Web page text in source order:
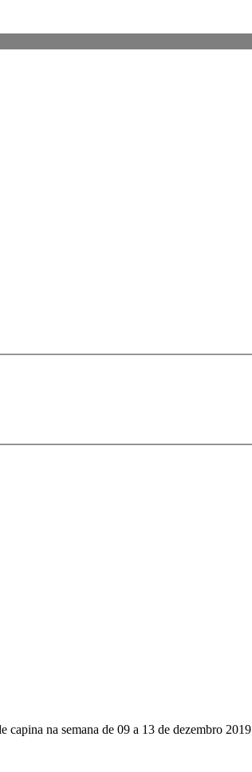
na semana de 09 a 13 de dezembro 2019